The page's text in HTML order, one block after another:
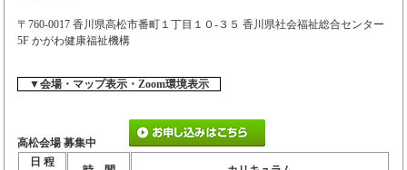
〒760-0017 香川県高松市番町１丁目１０-３５ 香川県社会福祉総合センター
5F かがわ健康福祉機構
▼会場・マップ表示・Zoom環境表示
高松会場 募集中
日 程